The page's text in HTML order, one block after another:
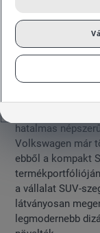
A progresszív
hatalmas
Volkswagen már
ebből a kompakt
a vállalat SUV-
látványosan
legmodernebb